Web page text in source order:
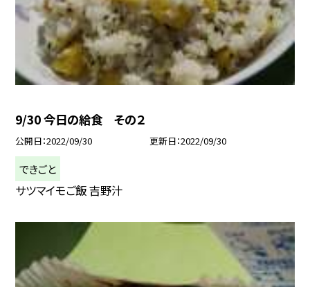
9/30 今日の給食 その２
公開日 2022/09/30 更新日 2022/09/30
できごと
サツマイモご飯 吉野汁